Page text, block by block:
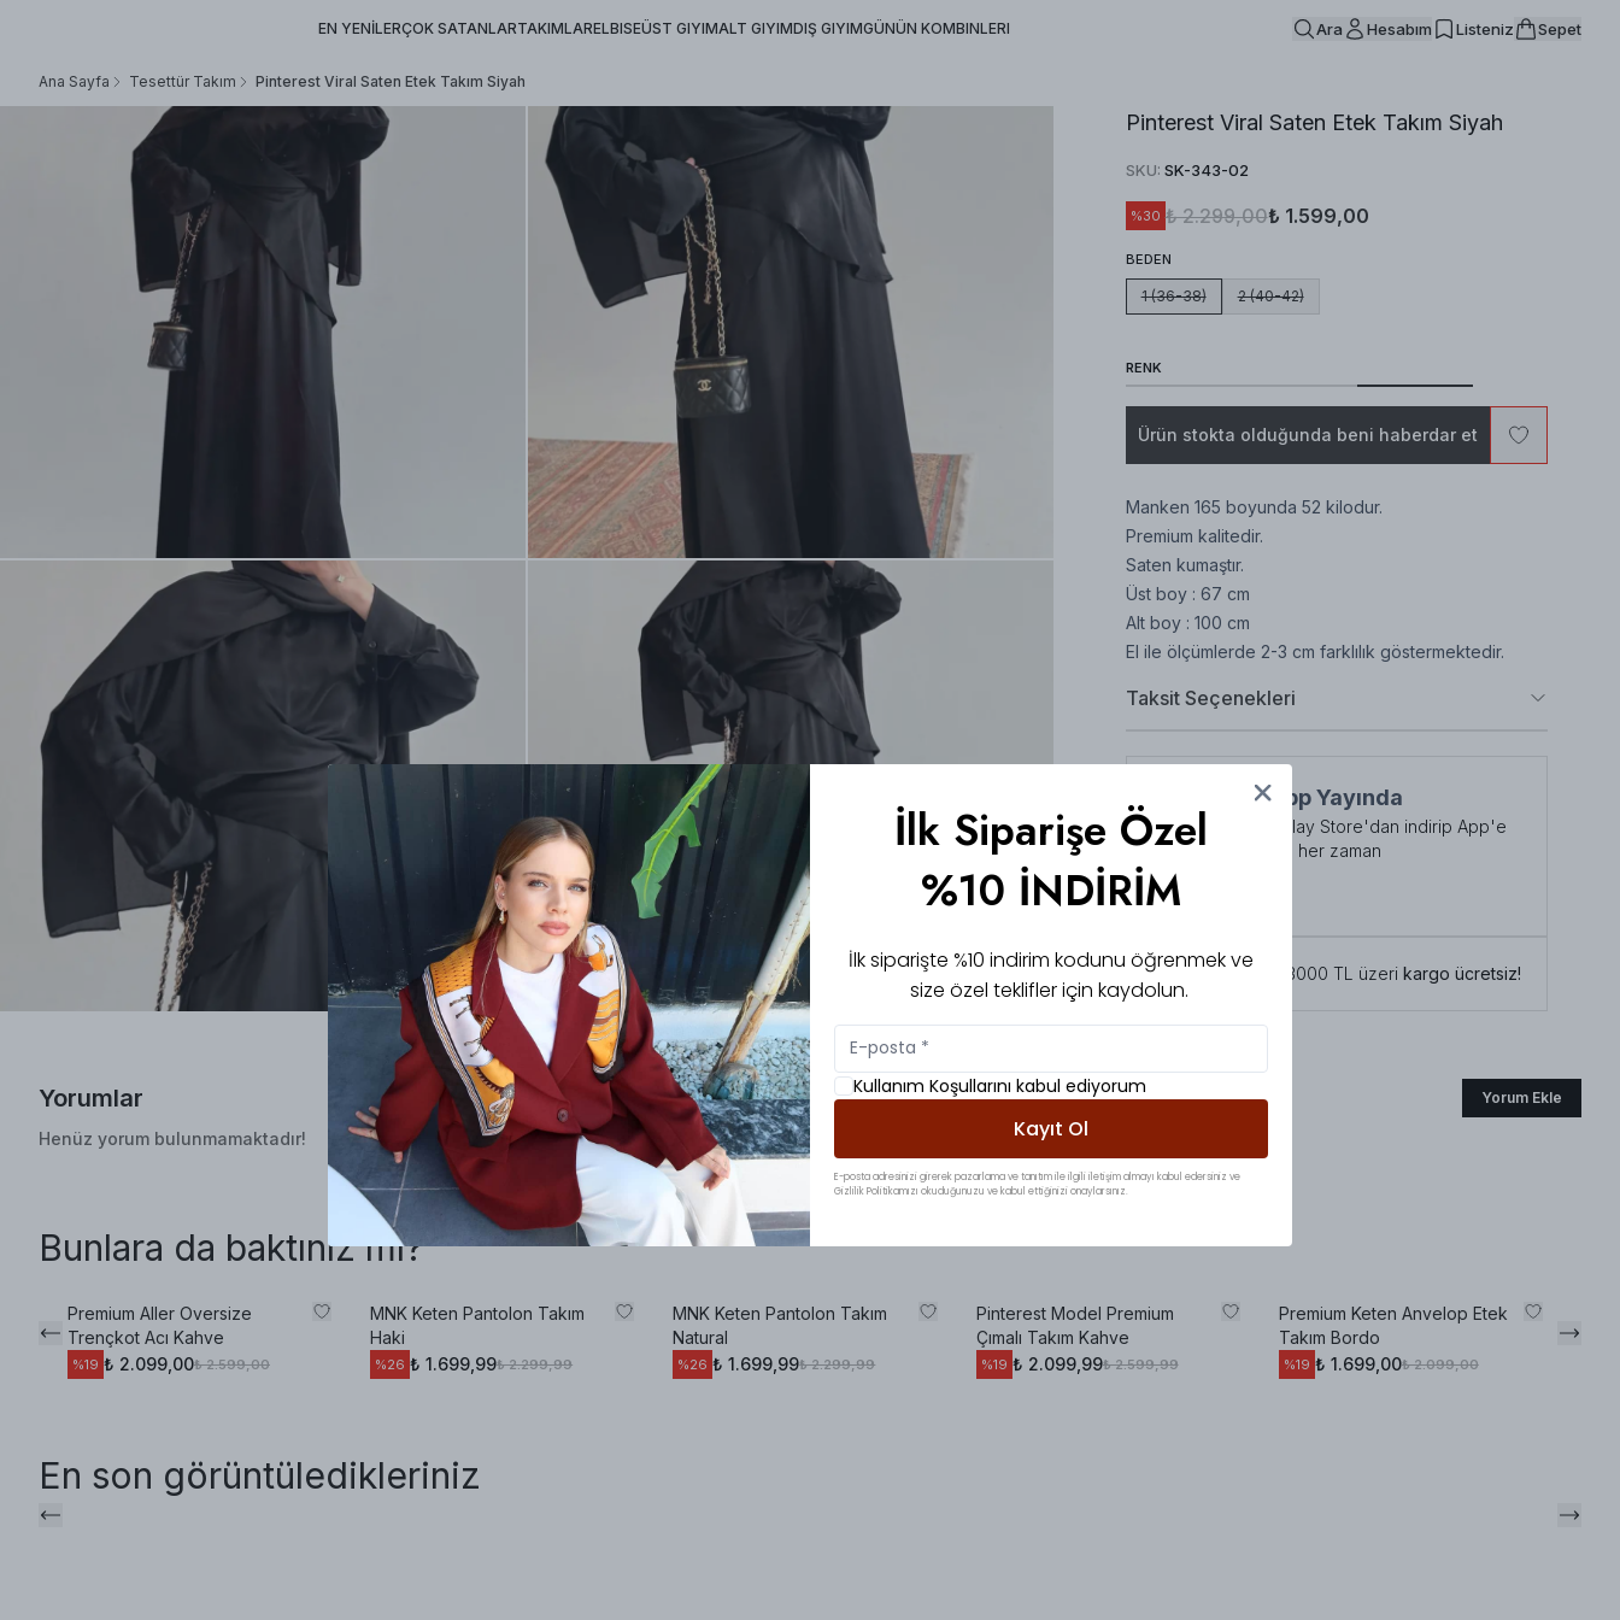
EN YENİLERÇOK SATANLARTAKIMLARELBISEÜST GIYIMALT GIYIMDIŞ GIYIMGÜNÜN KOMBINLERI Ara Hesabım Listeniz Sepet
Ana Sayfa Tesettür Takım Pinterest Viral Saten Etek Takım Siyah
Pinterest Viral Saten Etek Takım Siyah
SKU: SK-343-02
%30 ₺ 2.299,00₺ 1.599,00
BEDEN
1 (36-38) 2 (40-42)
RENK
Ürün stokta olduğunda beni haberdar et
Manken 165 boyunda 52 kilodur.
Premium kalitedir.
Saten kumaştır.
Üst boy : 67 cm
Alt boy : 100 cm
El ile ölçümlerde 2-3 cm farklılık göstermektedir.
Taksit Seçenekleri
NuuWears App Yayında
App Store veya Play Store'dan indirip App'e
özel indirimlerden her zaman
faydalanabilirsiniz
Şimdi İndirin!
Tüm siparişlerde 3000 TL üzeri kargo ücretsiz!
Yorumlar Yorum Ekle
Henüz yorum bulunmamaktadır!
Bunlara da baktınız mı?
Premium Aller Oversize
Trençkot Acı Kahve
%19 ₺ 2.099,00₺ 2.599,00
MNK Keten Pantolon Takım
Haki
%26 ₺ 1.699,99₺ 2.299,99
MNK Keten Pantolon Takım
Natural
%26 ₺ 1.699,99₺ 2.299,99
Pinterest Model Premium
Çımalı Takım Kahve
%19 ₺ 2.099,99₺ 2.599,99
Premium Keten Anvelop Etek
Takım Bordo
%19 ₺ 1.699,00₺ 2.099,00
En son görüntüledikleriniz
İlk Siparişe Özel
%10 İNDİRİM
İlk siparişte %10 indirim kodunu öğrenmek ve
size özel teklifler için kaydolun.
Kullanım Koşullarını kabul ediyorum
Kayıt Ol
E-posta adresinizi girerek pazarlama ve tanıtım ile ilgili iletişim almayı kabul edersiniz ve
Gizlilik Politikamızı okuduğunuzu ve kabul ettiğinizi onaylarsınız.